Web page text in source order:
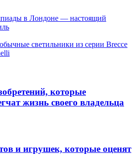
в Лондоне — настоящий
светильники из серии Brecce
которые
жизнь своего владельца
и игрушек, которые оценят